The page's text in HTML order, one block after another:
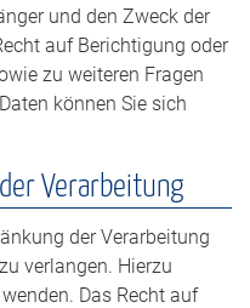
und den Zweck der
auf Berichtigung oder
zu weiteren Fragen
können Sie sich
Verarbeitung
der Verarbeitung
verlangen. Hierzu
Das Recht auf